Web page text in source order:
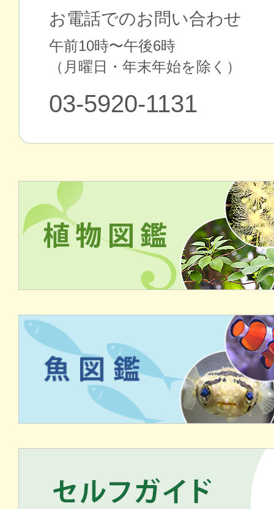
お電話でのお問い合わせ
午前10時〜午後6時
（⽉曜⽇・年末年始を除く）
03-5920-1131